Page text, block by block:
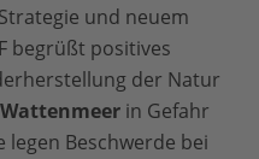
und neuem
begrüßt positives
der Natur
Wattenmeer in Gefahr
legen Beschwerde bei